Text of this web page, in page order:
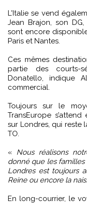
L'Italie se vend
Jean Brajon, son
sont encore
Paris et Nantes.
Ces mêmes
partie des courts-
Donatello, indique
commercial.
Toujours sur le
TransEurope
sur Londres, qui reste
TO.
« Nous réalisons
donné que les familles
Londres est toujours
Reine ou encore la
En long-courrier, le